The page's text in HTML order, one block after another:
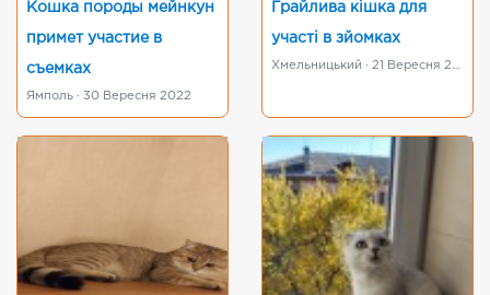
Кошка породы мейнкун
примет участие в
съемках
Ямполь · 30 Вересня 2022
Грайлива кішка для
участі в зйомках
Хмельницький · 21 Вересня 2022